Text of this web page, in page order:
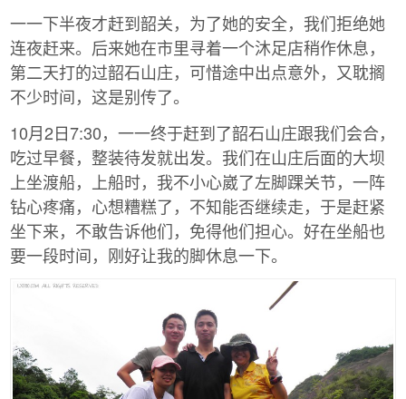
一一下半夜才赶到韶关，为了她的安全，我们拒绝她
连夜赶来。后来她在市里寻着一个沐足店稍作休息，
第二天打的过韶石山庄，可惜途中出点意外，又耽搁
不少时间，这是别传了。
10月2日7:30，一一终于赶到了韶石山庄跟我们会合，
吃过早餐，整装待发就出发。我们在山庄后面的大坝
上坐渡船，上船时，我不小心崴了左脚踝关节，一阵
钻心疼痛，心想糟糕了，不知能否继续走，于是赶紧
坐下来，不敢告诉他们，免得他们担心。好在坐船也
要一段时间，刚好让我的脚休息一下。